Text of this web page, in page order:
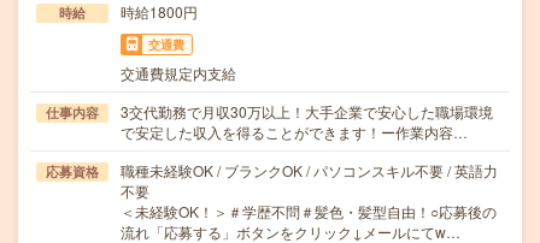
時給 時給1800円
交通費
交通費規定内支給
仕事内容
3交代勤務で月収30万以上！大手企業で安心した職場環境
で安定した収入を得ることができます！ー作業内容…
応募資格
職種未経験OK / ブランクOK / パソコンスキル不要 / 英語力
不要
＜未経験OK！＞＃学歴不問＃髪色・髪型自由！○応募後の
流れ「応募する」ボタンをクリック↓メールにてw…